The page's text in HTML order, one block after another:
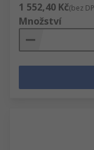
1 552,40 Kč(bez
Množství